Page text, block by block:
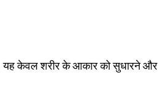
यह केवल शरीर के आकार को सुधारने और